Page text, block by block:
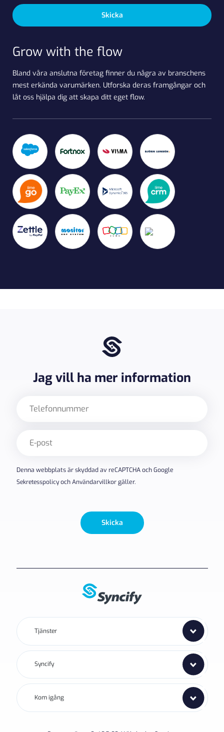
Skicka
Grow with the flow
Bland våra anslutna företag finner du några av branschens
mest erkända varumärken. Utforska deras framgångar och
låt oss hjälpa dig att skapa ditt eget flow.
Jag vill ha mer information
post
Denna webbplats är skyddad av reCAPTCHA och Google
SekretesspolicyochAnvändarvillkorgäller.
Skicka
Tjänster
Syncify
Kom igång